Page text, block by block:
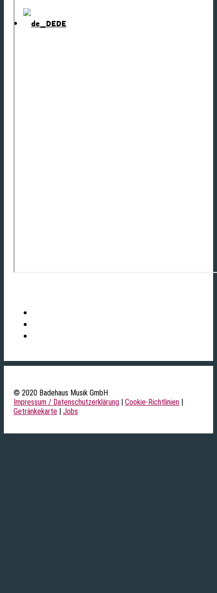
DE
© 2020 Badehaus Musik GmbH
Impressum / Datenschutzerklärung | Cookie-Richtlinien |
Getränkekarte | Jobs